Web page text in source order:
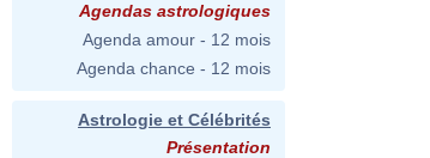
Agendas astrologiques
Agenda amour - 12 mois
Agenda chance - 12 mois
Astrologie et Célébrités
Présentation